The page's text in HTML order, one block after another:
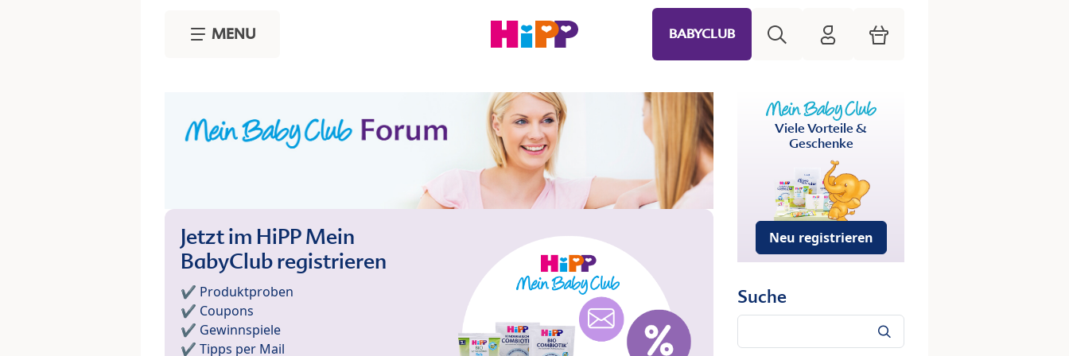
MENU BABYCLUB HiPP Mein Babyclub
Warenkorb
Jetzt im HiPP Mein
BabyClub registrieren
✔️ Produktproben
✔️ Coupons
✔️ Gewinnspiele
✔️ Tipps per Mail
Viele Vorteile &
Geschenke
Neu registrieren
Suche